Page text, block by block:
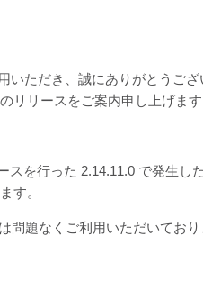
いただき、誠にありがとうござ
リリースをご案内申し上げます
スを行った 2.14.11.0 で発生し
す。
問題なくご利用いただいており